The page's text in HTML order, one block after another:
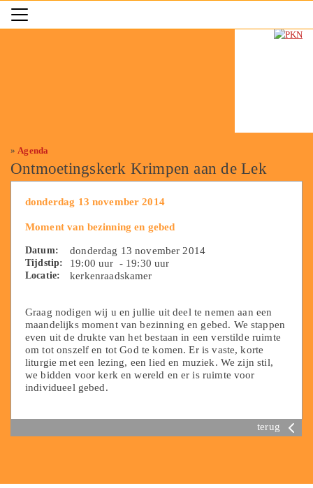
»Agenda
Ontmoetingskerk Krimpen aan de Lek
donderdag 13 november 2014
Moment van bezinning en gebed
Datum: donderdag 13 november 2014
Tijdstip: 19:00 uur - 19:30 uur
Locatie: kerkenraadskamer
Graag nodigen wij u en jullie uit deel te nemen aan een
maandelijks moment van bezinning en gebed. We stappen
even uit de drukte van het bestaan in een verstilde ruimte
om tot onszelf en tot God te komen. Er is vaste, korte
liturgie met een lezing, een lied en muziek. We zijn stil,
we bidden voor kerk en wereld en er is ruimte voor
individueel gebed.
terug